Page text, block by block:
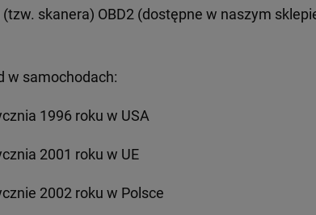
skanera) OBD2 (dostępne w naszym
w samochodach:
1996 roku w USA
2001 roku w UE
2002 roku w Polsce